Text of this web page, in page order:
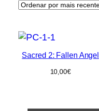
Sacred 2: Fallen Angel
10,00€